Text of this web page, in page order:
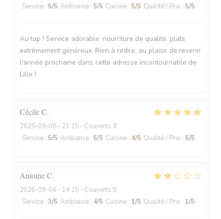
Service : 5/5 Ambiance : 5/5 Cuisine : 5/5 Qualité / Prix : 5/5
Au top ! Service adorable, nourriture de qualité, plats
extrêmement généreux. Rien à redire, au plaisir de revenir
l'année prochaine dans cette adresse incontournable de
Lille !
CécileC
2025-09-08 - 21:15 - Couverts 3
Service : 5/5 Ambiance : 5/5 Cuisine : 4/5 Qualité / Prix : 5/5
AntoineC
2025-09-04 - 14:15 - Couverts 9
Service : 3/5 Ambiance : 4/5 Cuisine : 1/5 Qualité / Prix : 1/5